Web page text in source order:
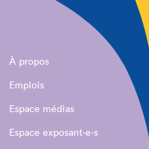
À propos
Emplois
Espace médias
Espace exposant·e⋅s